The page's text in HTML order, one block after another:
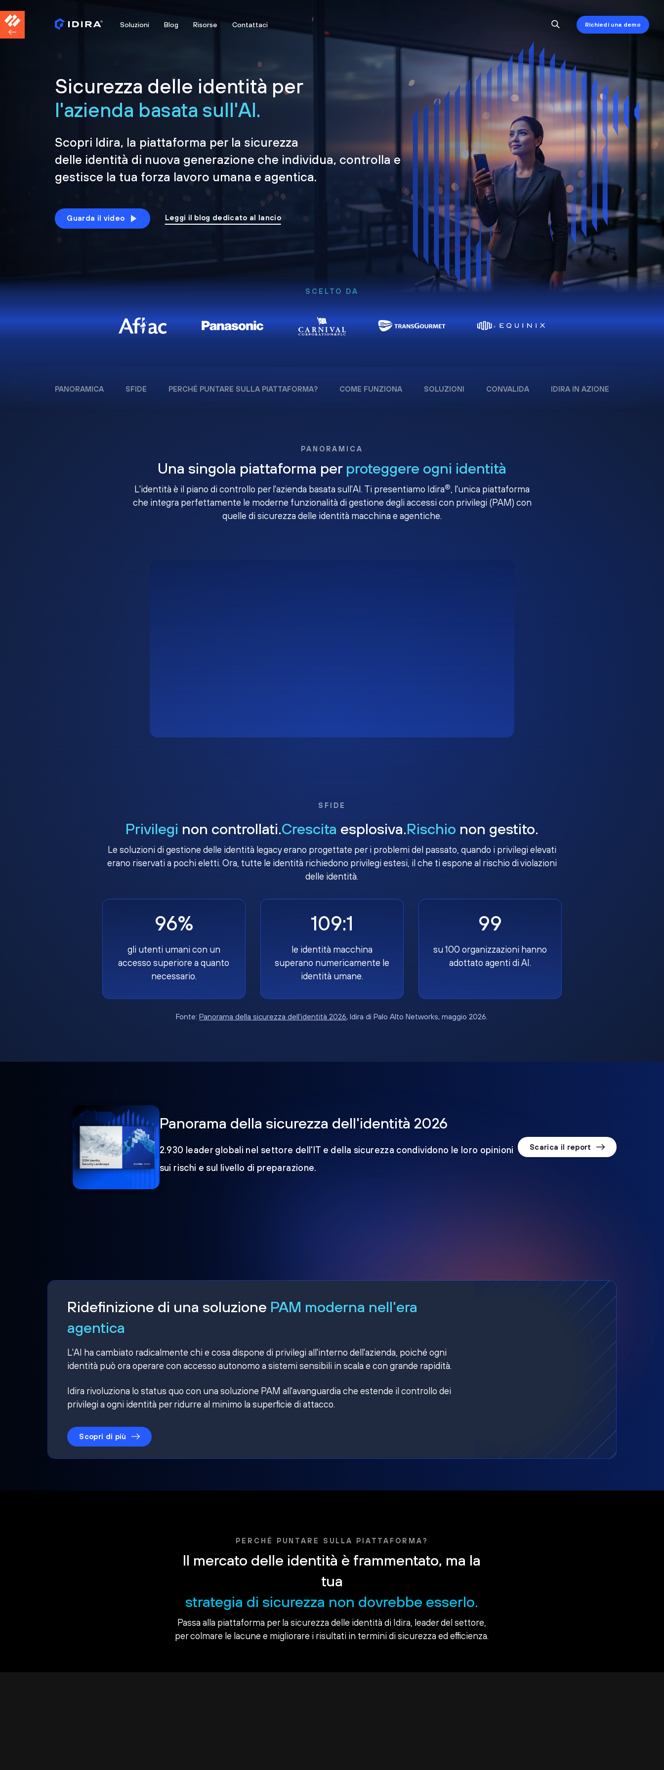
Soluzioni Blog Risorse Contattaci Richiedi una demo
Sicurezza delle identità per
l'azienda basata sull'AI.
Scopri Idira, la piattaforma per la sicurezza
delle identità di nuova generazione che individua, controlla e
gestisce la tua forza lavoro umana e agentica.
Guarda il video Leggi il blog dedicato al lancio
SCELTO DA
PANORAMICA SFIDE PERCHÉ PUNTARE SULLA PIATTAFORMA? COME FUNZIONA SOLUZIONI CONVALIDA IDIRA IN AZIONE
PANORAMICA
Una singola piattaforma per proteggere ogni identità
L'identità è il piano di controllo per l'azienda basata sull'AI. Ti presentiamo Idira®, l'unica piattaforma
che integra perfettamente le moderne funzionalità di gestione degli accessi con privilegi (PAM) con
quelle di sicurezza delle identità macchina e agentiche.
SFIDE
Privilegi non controllati.Crescita esplosiva.Rischio non gestito.
Le soluzioni di gestione delle identità legacy erano progettate per i problemi del passato, quando i privilegi elevati
erano riservati a pochi eletti. Ora, tutte le identità richiedono privilegi estesi, il che ti espone al rischio di violazioni
delle identità.
96%
gli utenti umani con un
accesso superiore a quanto
necessario.
109:1
le identità macchina
superano numericamente le
identità umane.
99
su 100 organizzazioni hanno
adottato agenti di AI.
Fonte:Panorama della sicurezza dell'identità 2026, Idira di Palo Alto Networks, maggio 2026.
Panorama della sicurezza dell'identità 2026
2.930 leader globali nel settore dell'IT e della sicurezza condividono le loro opinioni
sui rischi e sul livello di preparazione.
Scarica il report
Ridefinizione di una soluzione PAM moderna nell'era
agentica
L'AI ha cambiato radicalmente chi e cosa dispone di privilegi all'interno dell'azienda, poiché ogni
identità può ora operare con accesso autonomo a sistemi sensibili in scala e con grande rapidità.
Idira rivoluziona lo status quo con una soluzione PAM all'avanguardia che estende il controllo dei
privilegi a ogni identità per ridurre al minimo la superficie di attacco.
Scopri di più
PERCHÉ PUNTARE SULLA PIATTAFORMA?
Il mercato delle identità è frammentato, ma la
tua
strategia di sicurezza non dovrebbe esserlo.
Passa alla piattaforma per la sicurezza delle identità di Idira, leader del settore,
per colmare le lacune e migliorare i risultati in termini di sicurezza ed efficienza.